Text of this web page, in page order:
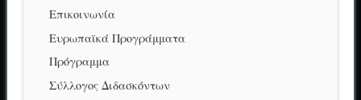
Επικοινωνία
Ευρωπαϊκά Προγράμματα
Πρόγραμμα
Σύλλογος Διδασκόντων